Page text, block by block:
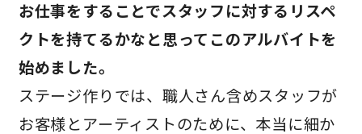
お仕事をすることでスタッフに対するリスペ
クトを持てるかなと思ってこのアルバイトを
始めました。
ステージ作りでは、職人さん含めスタッフが
お客様とアーティストのために、本当に細か